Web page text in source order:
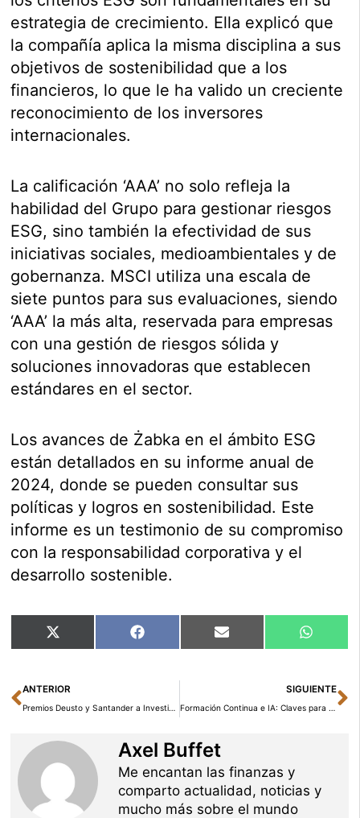
estrategia de crecimiento. Ella explicó que
la compañía aplica la misma disciplina a sus
objetivos de sostenibilidad que a los
financieros, lo que le ha valido un creciente
reconocimiento de los inversores
internacionales.
La calificación ‘AAA’ no solo refleja la
habilidad del Grupo para gestionar riesgos
ESG, sino también la efectividad de sus
iniciativas sociales, medioambientales y de
gobernanza. MSCI utiliza una escala de
siete puntos para sus evaluaciones, siendo
‘AAA’ la más alta, reservada para empresas
con una gestión de riesgos sólida y
soluciones innovadoras que establecen
estándares en el sector.
Los avances de Żabka en el ámbito ESG
están detallados en su informe anual de
2024, donde se pueden consultar sus
políticas y logros en sostenibilidad. Este
informe es un testimonio de su compromiso
con la responsabilidad corporativa y el
desarrollo sostenible.
Compartir
en
X
(Twitter)
Compartir
en
Facebook Compartir
en
Email
en
Ant
ANTERIOR
Premios Deusto y Santander a Investigaciones sobre Bienestar Emocional Adolescente y Movilidad Urbana
SIGUIENTE
Formación Continua e IA: Claves para la Empleabilidad Futura
Axel Buffet
Me encantan las finanzas y
comparto actualidad, noticias y
mucho más sobre el mundo